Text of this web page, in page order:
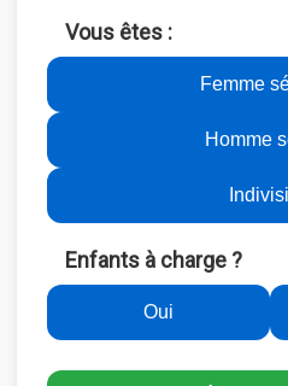
Vous êtes :
Femme
Homme
Enfants à charge ?
Oui